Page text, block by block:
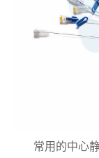
常用的中心